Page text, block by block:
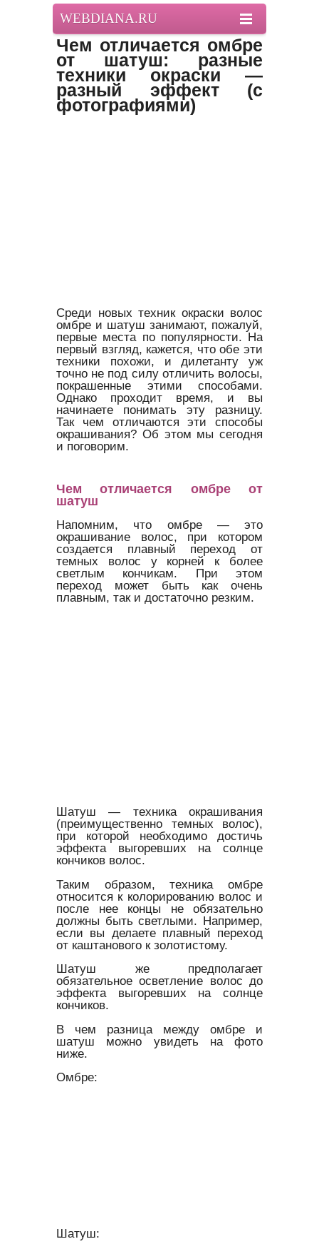
WEBDIANA.RU
Чем отличается омбре
от шатуш: разные
техники окраски —
разный эффект (с
фотографиями)
Среди новых техник окраски волос
омбре и шатуш занимают, пожалуй,
первые места по популярности. На
первый взгляд, кажется, что обе эти
техники похожи, и дилетанту уж
точно не под силу отличить волосы,
покрашенные этими способами.
Однако проходит время, и вы
начинаете понимать эту разницу.
Так чем отличаются эти способы
окрашивания? Об этом мы сегодня
и поговорим.
Чем отличается омбре от
шатуш
Напомним, что омбре — это
окрашивание волос, при котором
создается плавный переход от
темных волос у корней к более
светлым кончикам. При этом
переход может быть как очень
плавным, так и достаточно резким.
Шатуш — техника окрашивания
(преимущественно темных волос),
при которой необходимо достичь
эффекта выгоревших на солнце
кончиков волос.
Таким образом, техника омбре
относится к колорированию волос и
после нее концы не обязательно
должны быть светлыми. Например,
если вы делаете плавный переход
от каштанового к золотистому.
Шатуш же предполагает
обязательное осветление волос до
эффекта выгоревших на солнце
кончиков.
В чем разница между омбре и
шатуш можно увидеть на фото
ниже.
Омбре:
Шатуш: